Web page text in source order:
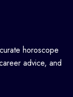
horoscope
advice, and